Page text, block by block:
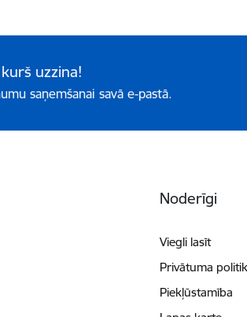
uzzina!
saņemšanai savā e-pastā.
Noderīgi
Viegli lasīt
Privātuma
Piekļūstamība